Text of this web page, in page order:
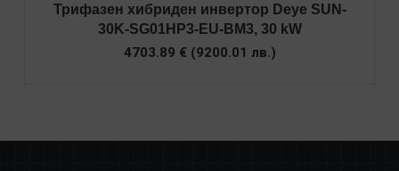
Трифазен хибриден инвертор Deye SUN-
30K-SG01HP3-EU-BM3, 30 kW
4703.89 € (9200.01 лв.)